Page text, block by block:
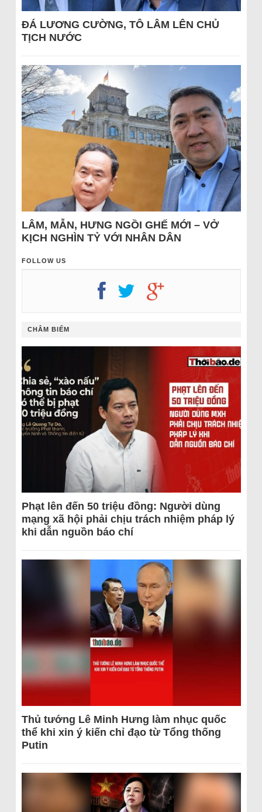
ĐÁ LƯƠNG CƯỜNG, TÔ LÂM LÊN CHỦ
TỊCH NƯỚC
LÂM, MẪN, HƯNG NGỒI GHẾ MỚI – VỞ
KỊCH NGHÌN TỶ VỚI NHÂN DÂN
FOLLOW US
CHÂM BIẾM
Phạt lên đến 50 triệu đồng: Người dùng
mạng xã hội phải chịu trách nhiệm pháp lý
khi dẫn nguồn báo chí
Thủ tướng Lê Minh Hưng làm nhục quốc
thể khi xin ý kiến chỉ đạo từ Tổng thống
Putin